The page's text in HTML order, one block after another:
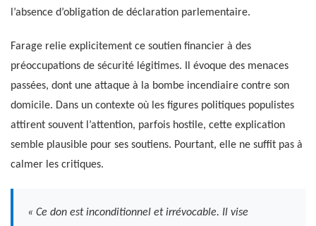
l’absence d’obligation de déclaration parlementaire.
Farage relie explicitement ce soutien financier à des
préoccupations de sécurité légitimes. Il évoque des menaces
passées, dont une attaque à la bombe incendiaire contre son
domicile. Dans un contexte où les figures politiques populistes
attirent souvent l’attention, parfois hostile, cette explication
semble plausible pour ses soutiens. Pourtant, elle ne suffit pas à
calmer les critiques.
« Ce don est inconditionnel et irrévocable. Il vise